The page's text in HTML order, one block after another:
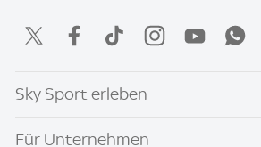
Sky Sport erleben
Für Unternehmen